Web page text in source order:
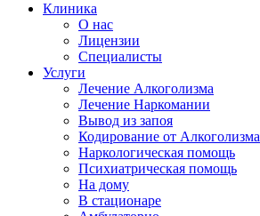
Клиника
О нас
Лицензии
Специалисты
Услуги
Лечение Алкоголизма
Лечение Наркомании
Вывод из запоя
Кодирование от Алкоголизма
Наркологическая помощь
Психиатрическая помощь
На дому
В стационаре